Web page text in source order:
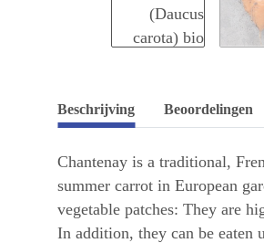
Beschrijving Beoordelingen
Chantenay is a traditional,
summer carrot in European
vegetable patches: They are
In addition, they can be eaten